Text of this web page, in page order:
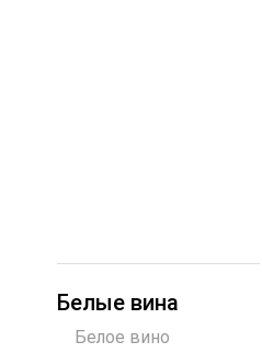
Белые вина
Белое вино